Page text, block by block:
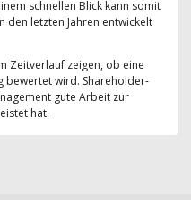
schnellen Blick kann somit
den letzten Jahren entwickelt
Zeitverlauf zeigen, ob eine
bewertet wird. Shareholder-
gute Arbeit zur
hat.